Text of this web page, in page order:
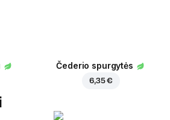
Čederio spurgytės
6,35 €